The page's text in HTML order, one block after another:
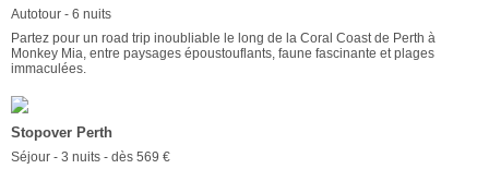
Autotour - 6 nuits
Partez pour un road trip inoubliable le long de la Coral Coast de Perth à
Monkey Mia, entre paysages époustouflants, faune fascinante et plages
immaculées.
Stopover Perth
Séjour - 3 nuits - dès 569 €